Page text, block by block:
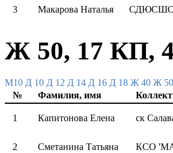
3 Макарова Наталья
Ж 50, 17 КП,
M10 Д 10 Д 12 Д 14 Д 16 Д 18 Ж 40 Ж 50
№
Фамилия, имя
1 Капитонова Елена ск
2 Сметанина Татьяна КСО